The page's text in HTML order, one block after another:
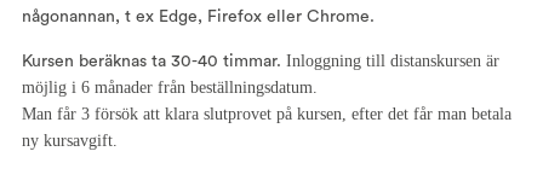
någonannan, t ex Edge, Firefox eller Chrome.
Kursen beräknas ta 30-40 timmar. Inloggning till distanskursen är
möjlig i 6 månader från beställningsdatum.
Man får 3 försök att klara slutprovet på kursen, efter det får man betala
ny kursavgift.